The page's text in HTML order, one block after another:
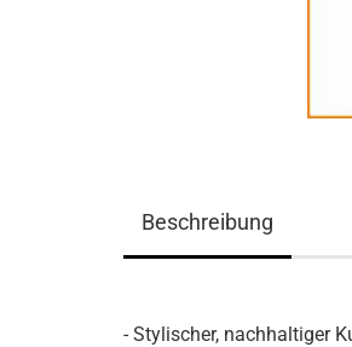
Beschreibung
- Stylischer, nachhaltiger